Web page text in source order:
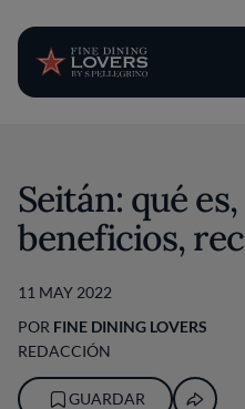
Seitán: qué
beneficios,
11 MAY 2022
POR FINE DINING LOVERS
REDACCIÓN
GUARDAR